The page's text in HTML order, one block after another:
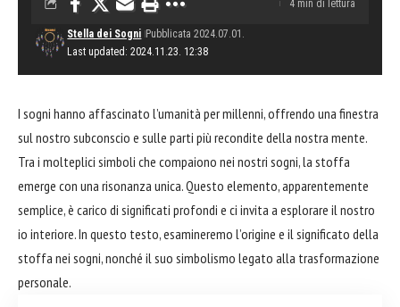
Last updated: 2024.11.23. 12:38
Stella dei Sogni Pubblicata 2024.07.01.
4 min di lettura
I sogni hanno affascinato l’umanità per millenni, offrendo una finestra
sul nostro subconscio e sulle parti più recondite della nostra mente.
Tra i molteplici simboli che compaiono nei nostri sogni, la stoffa
emerge con una risonanza unica. Questo elemento, apparentemente
semplice, è carico di significati profondi e ci invita a esplorare il nostro
io interiore. In questo testo, esamineremo l’origine e il significato della
stoffa nei sogni, nonché il suo simbolismo legato alla trasformazione
personale.